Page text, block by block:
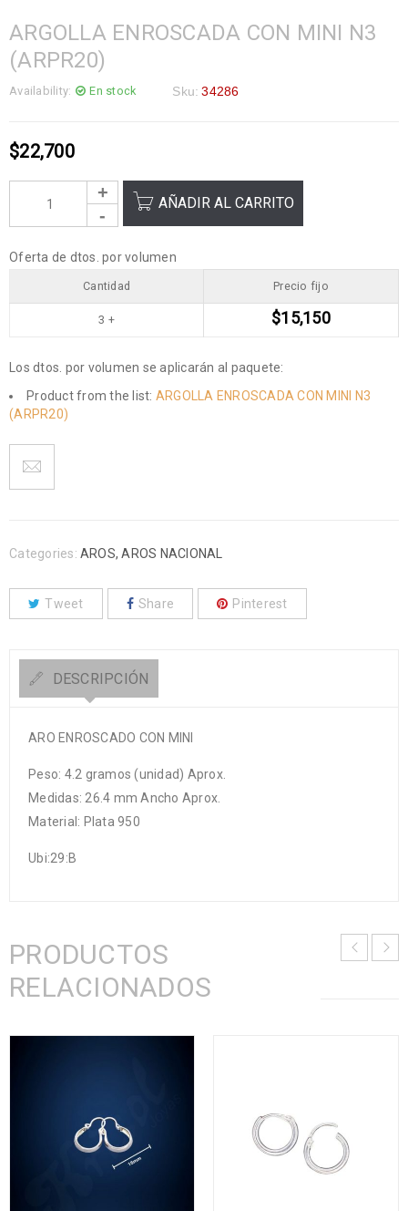
ARGOLLA ENROSCADA CON MINI N3
(ARPR20)
Availability: En stock Sku: 34286
$22,700
AÑADIR AL CARRITO
Oferta de dtos. por volumen
Cantidad Precio fijo
3 + $15,150
Los dtos. por volumen se aplicarán al paquete:
Product from the list: ARGOLLA ENROSCADA CON MINI N3
(ARPR20)
Categories: AROS,AROS NACIONAL
Tweet Share Pinterest
DESCRIPCIÓN
ARO ENROSCADO CON MINI
Peso: 4.2 gramos (unidad) Aprox.
Medidas: 26.4 mm Ancho Aprox.
Material: Plata 950
Ubi:29:B
PRODUCTOS
RELACIONADOS